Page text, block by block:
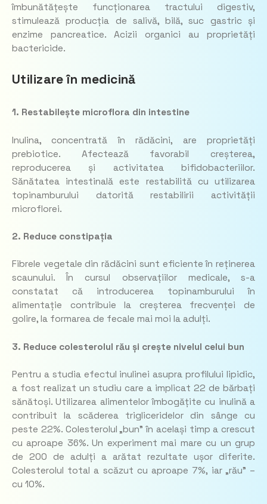
îmbunătățește funcționarea tractului digestiv,
stimulează producția de salivă, bilă, suc gastric și
enzime pancreatice. Acizii organici au proprietăți
bactericide.
Utilizare în medicină
1. Restabilește microflora din intestine
Inulina, concentrată în rădăcini, are proprietăți
prebiotice. Afectează favorabil creșterea,
reproducerea și activitatea bifidobacteriilor.
Sănătatea intestinală este restabilită cu utilizarea
topinamburului datorită restabilirii activității
microflorei.
2. Reduce constipația
Fibrele vegetale din rădăcini sunt eficiente în reținerea
scaunului. În cursul observațiilor medicale, s-a
constatat că introducerea topinamburului în
alimentație contribuie la creșterea frecvenței de
golire, la formarea de fecale mai moi la adulți.
3. Reduce colesterolul rău și crește nivelul celui bun
Pentru a studia efectul inulinei asupra profilului lipidic,
a fost realizat un studiu care a implicat 22 de bărbați
sănătoși. Utilizarea alimentelor îmbogățite cu inulină a
contribuit la scăderea trigliceridelor din sânge cu
peste 22%. Colesterolul „bun” în același timp a crescut
cu aproape 36%. Un experiment mai mare cu un grup
de 200 de adulți a arătat rezultate ușor diferite.
Colesterolul total a scăzut cu aproape 7%, iar „rău” –
cu 10%.